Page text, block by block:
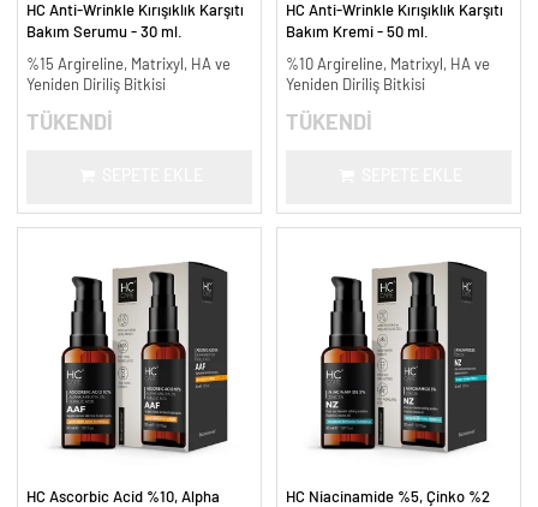
HC Anti-Wrinkle Kırışıklık Karşıtı
Bakım Serumu - 30 ml.
%15 Argireline, Matrixyl, HA ve
Yeniden Diriliş Bitkisi
TÜKENDİ
HC Anti-Wrinkle Kırışıklık Karşıtı
Bakım Kremi - 50 ml.
%10 Argireline, Matrixyl, HA ve
Yeniden Diriliş Bitkisi
TÜKENDİ
HC Ascorbic Acid %10, Alpha
HC Niacinamide %5, Çinko %2